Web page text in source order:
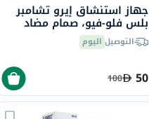
جهاز استنشاق إيرو تشامبر
بلس فلو-فيو، صمام مضاد
للكهرباء الساكنة مع قطعة
فم للكبار
التوصيل اليوم
50
100